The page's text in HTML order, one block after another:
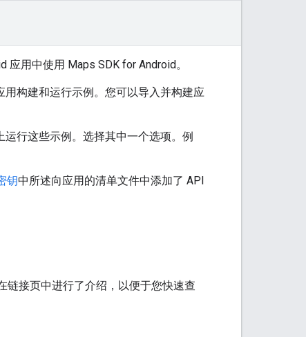
用中使用 Maps SDK for Android。
构建和运行示例。您可以导入并构建应
运行这些示例。选择其中一个选项。例
钥中所述向应用的清单文件中添加了 API
链接页中进行了介绍，以便于您快速查